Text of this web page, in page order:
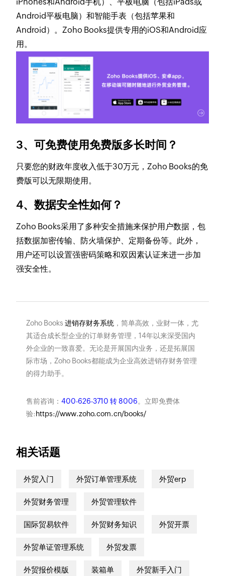
Android平板电脑）和智能手表（包括苹果和
Android）。Zoho Books提供专用的iOS和Android应
用。
3、可免费使用免费版多长时间？
只要您的财政年度收入低于30万元，Zoho Books的免
费版可以无限期使用。
4、数据安全性如何？
Zoho Books采用了多种安全措施来保护用户数据，包
括数据加密传输、防火墙保护、定期备份等。此外，
用户还可以设置强密码策略和双因素认证来进一步加
强安全性。
Zoho Books 进销存财务系统，简单高效，业财一体，尤
其适合成长型企业的订单财务管理，14年以来深受国内
外企业的一致喜爱。无论是开展国内业务，还是拓展国
际市场，Zoho Books都能成为企业高效进销存财务管理
的得力助手。
售前咨询： 400-626-3710 转 8006。立即免费体
验: https://www.zoho.com.cn/books/
相关话题
外贸入门 外贸订单管理系统 外贸erp
外贸财务管理 外贸管理软件
国际贸易软件 外贸财务知识 外贸开票
外贸单证管理系统 外贸发票
外贸报价模版 装箱单 外贸新手入门